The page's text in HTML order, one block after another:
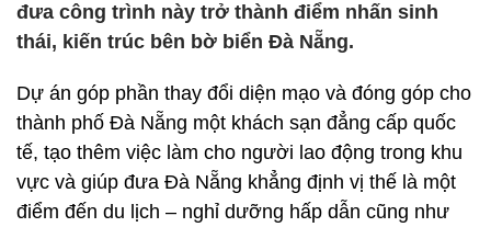
đưa công trình này trở thành điểm nhấn sinh
thái, kiến trúc bên bờ biển Đà Nẵng.
Dự án góp phần thay đổi diện mạo và đóng góp cho
thành phố Đà Nẵng một khách sạn đẳng cấp quốc
tế, tạo thêm việc làm cho người lao động trong khu
vực và giúp đưa Đà Nẵng khẳng định vị thế là một
điểm đến du lịch – nghỉ dưỡng hấp dẫn cũng như